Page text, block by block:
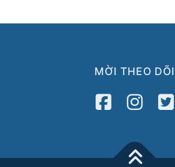
MỜI THEO DÕI